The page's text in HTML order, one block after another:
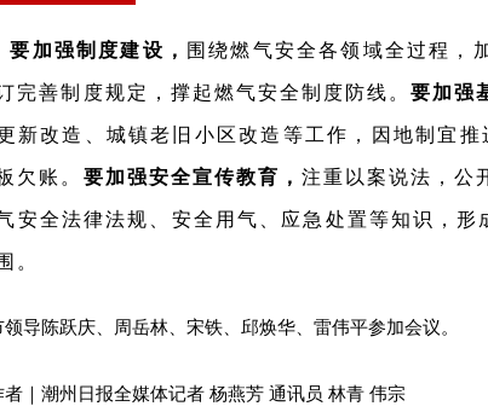
要加强制度建设， 围绕燃气安全各领域全过程，
完善制度规定，撑起燃气安全制度防线。要加强
新改造、城镇老旧小区改造等工作，因地制宜推
欠账。 要加强安全宣传教育， 注重以案说法，公
安全法律法规、安全用气、应急处置等知识，形
。
领导陈跃庆、周岳林、宋铁、邱焕华、雷伟平参加会议。
者｜潮州日报全媒体记者 杨燕芳 通讯员 林青 伟宗